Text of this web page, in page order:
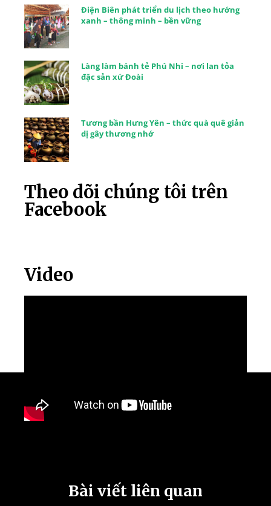
Điện Biên phát triển du lịch theo hướng
xanh – thông minh – bền vững
Làng làm bánh tẻ Phú Nhi – nơi lan tỏa
đặc sản xứ Đoài
Tương bần Hưng Yên – thức quà quê giản
dị gây thương nhớ
Theo dõi chúng tôi trên
Facebook
Video
Bài viết liên quan